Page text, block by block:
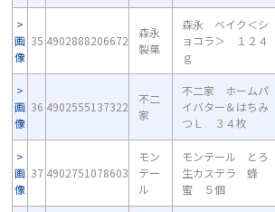
画
像
35 4902888206672
森永
製菓
森永 ベイク＜シ
ョコラ＞ １２４
ｇ
画
像
36 4902555137322
不二
家
不二家 ホームパ
イバター＆はちみ
つＬ ３４枚
画
像
37 4902751078603
モン
テー
ル
モンテール とろ
生カステラ 蜂
蜜 ５個